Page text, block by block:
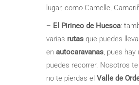
lugar, como Camelle,
– El Pirineo de Huesca:
varias rutas que puedes
en autocaravanas, pues hay
puedes recorrer. Nosotros
no te pierdas el Valle de